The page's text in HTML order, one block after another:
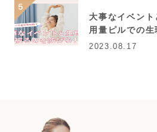
大事なイベン
用量ピルでの生
2023.08.17